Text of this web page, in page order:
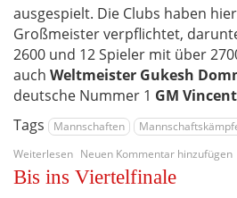
ausgespielt. Die Clubs haben
Großmeister verpflichtet,
2600 und 12 Spieler mit über
auch Weltmeister Gukesh
deutsche Nummer 1 GM
Tags
Mannschaften
Weiterlesen über
HSK
Lister
Neuen Kommentar hinzufügen
Bis ins Viertelfinale